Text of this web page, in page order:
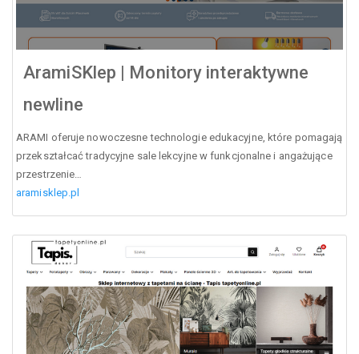
AramiSKlep | Monitory interaktywne
newline
ARAMI oferuje nowoczesne technologie edukacyjne, które pomagają
przekształcać tradycyjne sale lekcyjne w funkcjonalne i angażujące
przestrzenie…
aramisklep.pl